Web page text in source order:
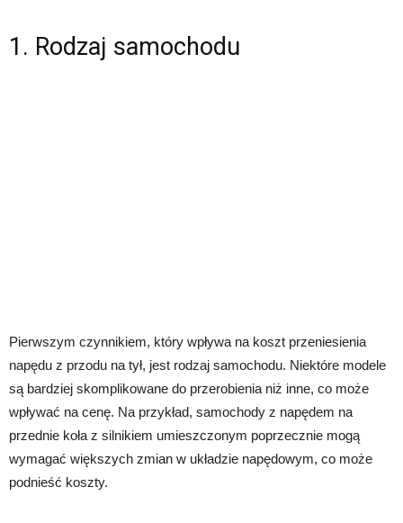
1. Rodzaj samochodu
Pierwszym czynnikiem, który wpływa na koszt przeniesienia
napędu z przodu na tył, jest rodzaj samochodu. Niektóre modele
są bardziej skomplikowane do przerobienia niż inne, co może
wpływać na cenę. Na przykład, samochody z napędem na
przednie koła z silnikiem umieszczonym poprzecznie mogą
wymagać większych zmian w układzie napędowym, co może
podnieść koszty.